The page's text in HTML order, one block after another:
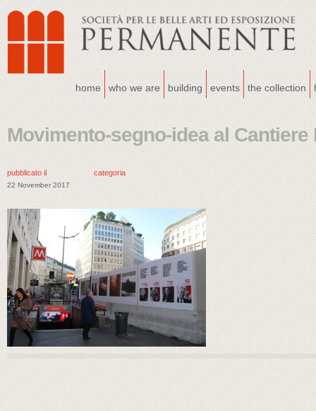
home who we are building events the collection
Movimento-segno-idea al Cantiere
pubblicato il
22 November 2017
categoria